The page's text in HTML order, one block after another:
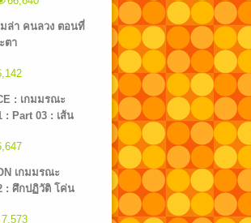
มล่า คนลวง ตอนที่
ตา
: เกมมรณะ
Part 03 : เส้น
เกมมรณะ
: ศึกปฏิวัติ โค่น
]
7,573